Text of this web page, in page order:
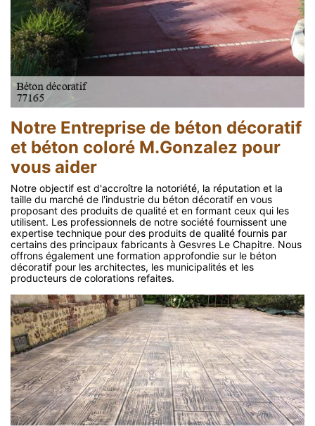
Notre Entreprise de béton décoratif
et béton coloré M.Gonzalez pour
vous aider
Notre objectif est d'accroître la notoriété, la réputation et la
taille du marché de l'industrie du béton décoratif en vous
proposant des produits de qualité et en formant ceux qui les
utilisent. Les professionnels de notre société fournissent une
expertise technique pour des produits de qualité fournis par
certains des principaux fabricants à Gesvres Le Chapitre. Nous
offrons également une formation approfondie sur le béton
décoratif pour les architectes, les municipalités et les
producteurs de colorations refaites.